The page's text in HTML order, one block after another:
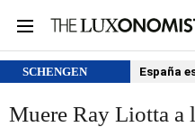
SCHENGEN España
Muere Ray Liotta a